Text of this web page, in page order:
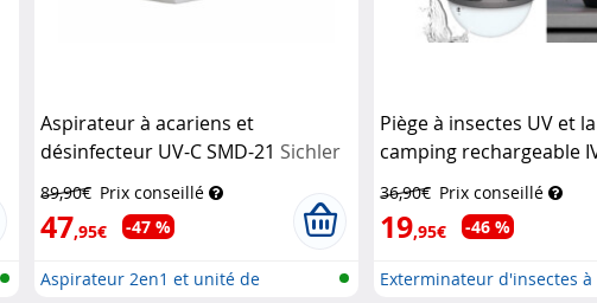
Aspirateur à acariens et
désinfecteur UV-C SMD-21 Sichler
Haushaltsgeräte
89,90€ Prix conseillé
47,95€ -47 %
Aspirateur 2en1 et unité de
Piège à insectes UV et
camping rechargeable
36,90€ Prix conseillé
19,95€ -46 %
Exterminateur d'insectes à